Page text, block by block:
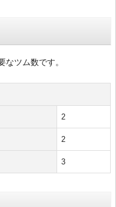
ツム数です。
2
2
3